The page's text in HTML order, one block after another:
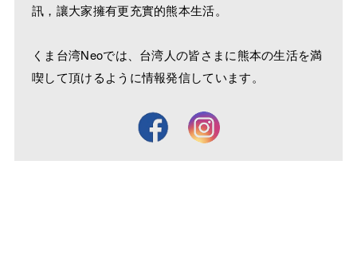
訊，讓大家擁有更充實的熊本生活。
くま台湾Neoでは、台湾人の皆さまに熊本の生活を満
喫して頂けるように情報発信しています。